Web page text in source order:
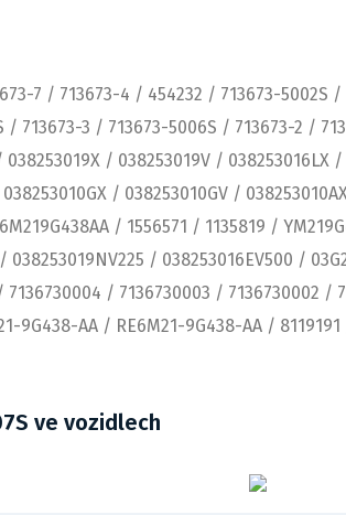
7 / 713673-4 / 454232 / 713673-
/ 713673-3 / 713673-5006S / 713673-2 /
/ 038253019V /
/ 038253010GV /
/ 1556571 / 1135819 /
/ 038253016EV500 /
/ 7136730003 / 7136730002 /
9G438-AA / RE6M21-9G438-AA /
ve vozidlech